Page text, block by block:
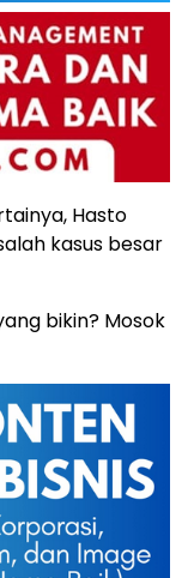
Hasto
kasus besar
bikin? Mosok